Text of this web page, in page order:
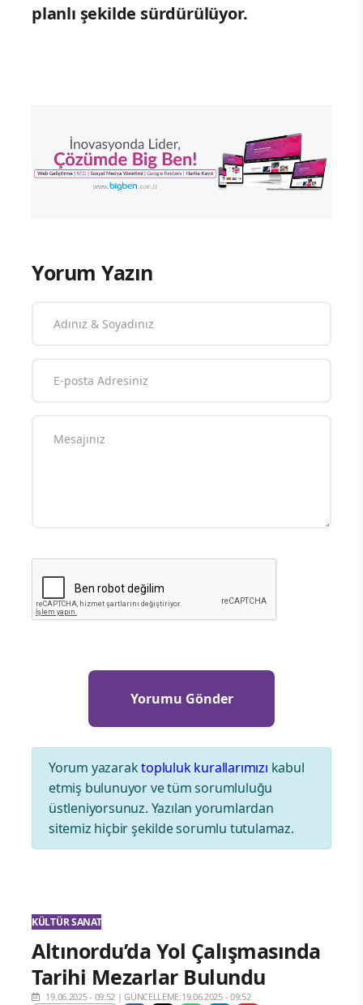
planlı şekilde sürdürülüyor.
Yorum Yazın
Yorum yazaraktopluluk kurallarımızı kabul
etmiş bulunuyor ve tüm sorumluluğu
üstleniyorsunuz. Yazılan yorumlardan
sitemiz hiçbir şekilde sorumlu tutulamaz.
KÜLTÜR SANAT
Altınordu’da Yol Çalışmasında
Tarihi Mezarlar Bulundu
19.06.2025 - 09:52 |GÜNCELLEME:19.06.2025 - 09:52